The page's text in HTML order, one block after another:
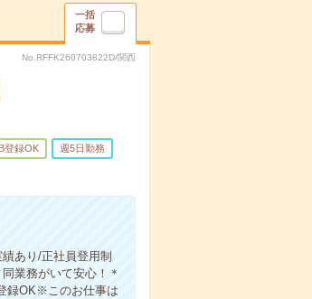
一括
応募
No.RFFK260703822D/関西
登録OK 週5日勤務
あり/正社員登用制
業務がいて安心！＊
録OK※このお仕事は